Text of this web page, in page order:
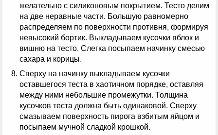
желательно с силиконовым покрытием. Тесто делим
на две неравные части. Большую равномерно
распределяем по поверхности противня, формируя
невысокий бортик. Выкладываем кусочки яблок и
вишню на тесто. Слегка посыпаем начинку смесью
сахара и корицы.
Сверху на начинку выкладываем кусочки
оставшегося теста в хаотичном порядке, оставляя
между ними небольшие промежутки. Толщина
кусочков теста должна быть одинаковой. Сверху
смазываем поверхность пирога взбитым яйцом и
посыпаем мучной сладкой крошкой.